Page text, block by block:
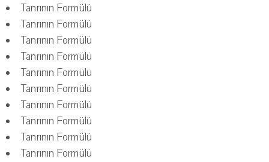
Tanrının Formülü
Tanrının Formülü
Tanrının Formülü
Tanrının Formülü
Tanrının Formülü
Tanrının Formülü
Tanrının Formülü
Tanrının Formülü
Tanrının Formülü
Tanrının Formülü